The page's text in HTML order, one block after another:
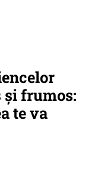
și frumos:
te va